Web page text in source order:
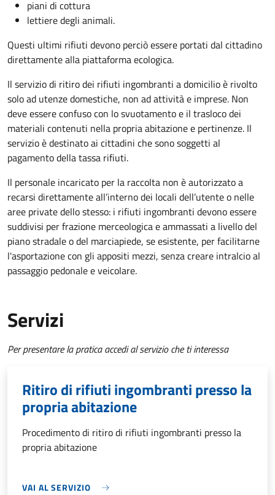
piani di cottura
lettiere degli animali.
Questi ultimi rifiuti devono perciò essere portati dal cittadino
direttamente alla piattaforma ecologica.
Il servizio di ritiro dei rifiuti ingombranti a domicilio è rivolto
solo ad utenze domestiche, non ad attività e imprese. Non
deve essere confuso con lo svuotamento e il trasloco dei
materiali contenuti nella propria abitazione e pertinenze. Il
servizio è destinato ai cittadini che sono soggetti al
pagamento della tassa rifiuti.
Il personale incaricato per la raccolta non è autorizzato a
recarsi direttamente all’interno dei locali dell’utente o nelle
aree private dello stesso: i rifiuti ingombranti devono essere
suddivisi per frazione merceologica e ammassati a livello del
piano stradale o del marciapiede, se esistente, per facilitarne
l'asportazione con gli appositi mezzi, senza creare intralcio al
passaggio pedonale e veicolare.
Servizi
Per presentare la pratica accedi al servizio che ti interessa
Ritiro di rifiuti ingombranti presso la
propria abitazione
Procedimento di ritiro di rifiuti ingombranti presso la
propria abitazione
VAI AL SERVIZIO